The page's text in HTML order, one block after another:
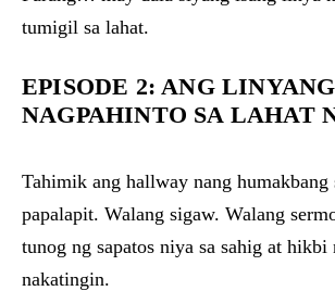
tumigil sa lahat.
EPISODE 2: ANG LINYANG
NAGPAHINTO SA LAHAT
Tahimik ang hallway nang humakbang
papalapit. Walang sigaw. Walang
tunog ng sapatos niya sa sahig at hikbi
nakatingin.